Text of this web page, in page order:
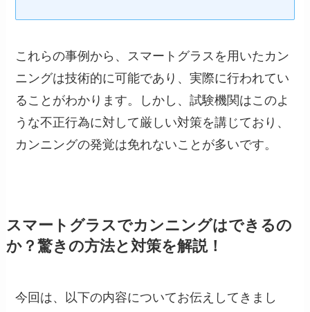
これらの事例から、スマートグラスを用いたカン
ニングは技術的に可能であり、実際に行われてい
ることがわかります。しかし、試験機関はこのよ
うな不正行為に対して厳しい対策を講じており、
カンニングの発覚は免れないことが多いです。
スマートグラスでカンニングはできるの
か？驚きの方法と対策を解説！
今回は、以下の内容についてお伝えしてきまし